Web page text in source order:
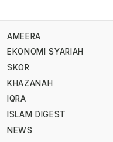
AMEERA
EKONOMI SYARIAH
SKOR
KHAZANAH
IQRA
ISLAM DIGEST
NEWS